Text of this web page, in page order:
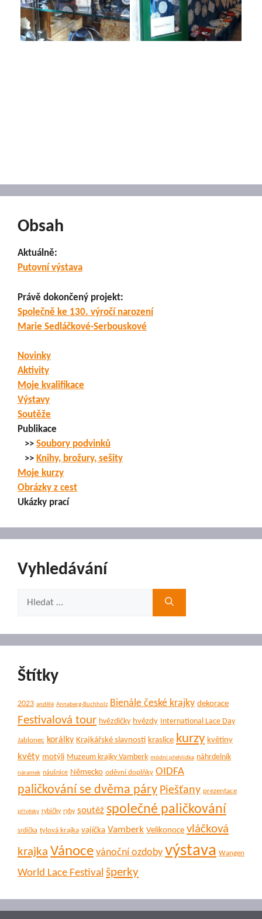
Obsah
Aktuálně:
Putovní výstava
Právě dokončený projekt:
Společně ke 130. výročí narození
Marie Sedláčkové-Serbouskové
Novinky
Aktivity
Moje kvalifikace
Výstavy
Soutěže
Publikace
>> Soubory podvinků
>> Knihy, brožury, sešity
Moje kurzy
Obrázky z cest
Ukázky prací
Vyhledávání
Štítky
2023 andělé Annaberg-Buchholz Bienále české krajky dekorace
Festivalová tour hvězdičky hvězdy International Lace Day
Jablonec korálky Krajkářské slavnosti kraslice kurzy květiny
květy motýli Muzeum krajky Vamberk módní přehlídka náhrdelník
náramek náušnice Německo oděvní doplňky OIDFA
paličkování se dvěma páry Piešťany prezentace
přívěsky rybičky ryby soutěž společné paličkování
srdíčka tylová krajka vajíčka Vamberk Velikonoce vláčková
krajka Vánoce vánoční ozdoby výstava Wangen
World Lace Festival šperky